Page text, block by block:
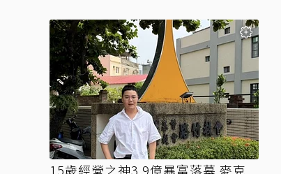
15歲經營之神3.9億暴富落幕 麥克